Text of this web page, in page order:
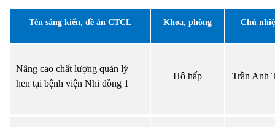
Tên sáng kiến, đề án CTCL Khoa, phòng Chủ
Nâng cao chất lượng quản lý
hen tại bệnh viện Nhi đồng 1
Hô hấp Trần Anh